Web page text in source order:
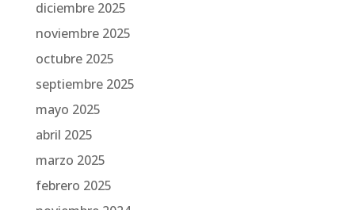
diciembre 2025
noviembre 2025
octubre 2025
septiembre 2025
mayo 2025
abril 2025
marzo 2025
febrero 2025